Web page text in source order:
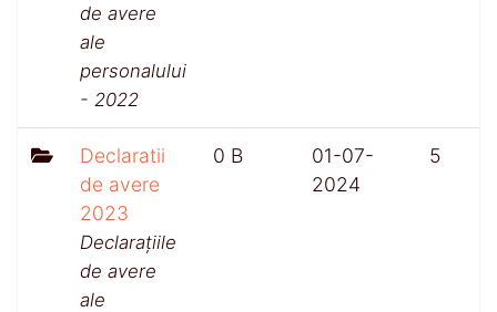
de avere
ale
personalului
- 2022
Declaratii
de avere
2023
Declarațiile
de avere
ale
0 B
01-07-
2024
5